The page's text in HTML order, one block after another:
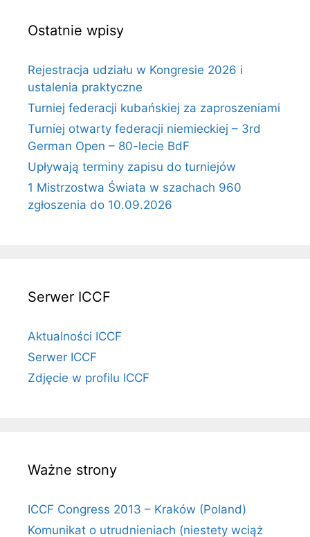
Ostatnie wpisy
Rejestracja udziału w Kongresie 2026 i
ustalenia praktyczne
Turniej federacji kubańskiej za zaproszeniami
Turniej otwarty federacji niemieckiej – 3rd
German Open – 80-lecie BdF
Upływają terminy zapisu do turniejów
1 Mistrzostwa Świata w szachach 960
zgłoszenia do 10.09.2026
Serwer ICCF
Aktualności ICCF
Serwer ICCF
Zdjęcie w profilu ICCF
Ważne strony
ICCF Congress 2013 – Kraków (Poland)
Komunikat o utrudnieniach (niestety wciąż